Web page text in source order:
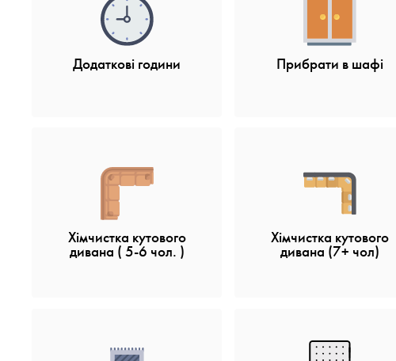
Додаткові години Прибрати в шафі
Хімчистка кутового
дивана ( 5-6 чол. )
Хімчистка кутового
дивана (7+ чол)